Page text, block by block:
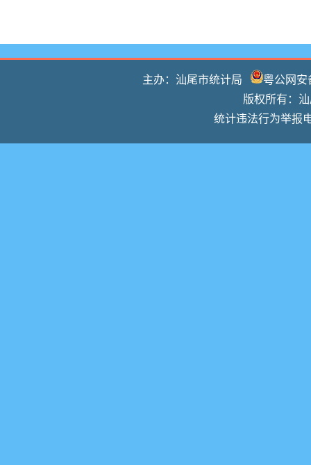
主办：汕尾市统计局
粤公网安
版权所有：
统计违法行为举报